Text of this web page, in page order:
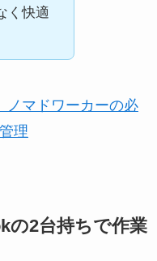
く快適
ノマドワーカーの必
理
の2台持ちで作業